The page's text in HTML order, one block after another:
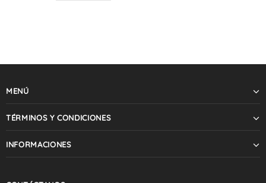
MENÚ
TÉRMINOS Y CONDICIONES
INFORMACIONES